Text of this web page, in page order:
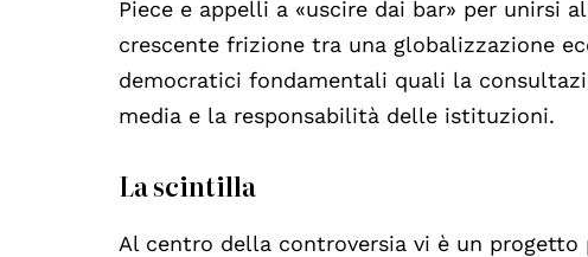
Piece e appelli a «uscire dai bar» per
crescente frizione tra una globalizzazione
democratici fondamentali quali la
media e la responsabilità delle istituzioni.
La scintilla
Al centro della controversia vi è un